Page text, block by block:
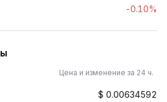
-0.10%
Цена и изменение за 24 ч.
$ 0.00634592